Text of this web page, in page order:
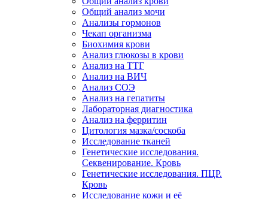
Общий анализ мочи
Анализы гормонов
Чекап организма
Биохимия крови
Анализ глюкозы в крови
Анализ на ТТГ
Анализ на ВИЧ
Анализ СОЭ
Анализ на гепатиты
Лабораторная диагностика
Анализ на ферритин
Цитология мазка/соскоба
Исследование тканей
Генетические исследования.
Секвенирование. Кровь
Генетические исследования. ПЦР.
Кровь
Исследование кожи и её